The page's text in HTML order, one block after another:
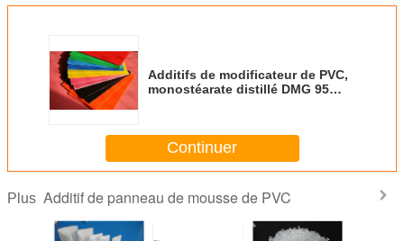
Additifs de modificateur de PVC,
monostéarate distillé DMG 95
Continuer
Plus Additif de panneau de mousse de PVC